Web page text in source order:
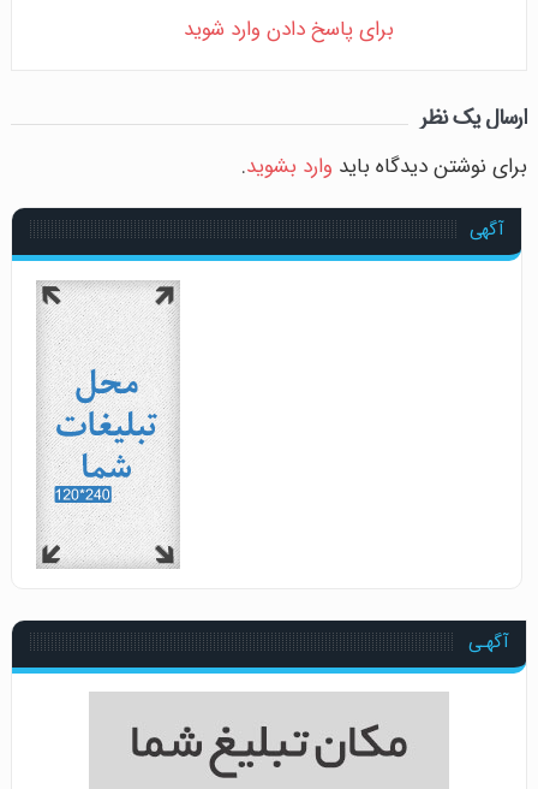
برای پاسخ دادن وارد شوید
ارسال یک نظر
برای نوشتن دیدگاه باید وارد بشوید.
آگهی
آگهـی